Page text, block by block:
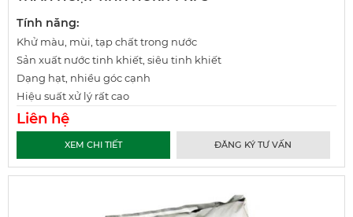
Tính năng:
Khử màu, mùi, tạp chất trong nước
Sản xuất nước tinh khiết, siêu tinh khiết
Dạng hạt, nhiều góc cạnh
Hiệu suất xử lý rất cao
Liên hệ
XEM CHI TIẾT ĐĂNG KÝ TƯ VẤN